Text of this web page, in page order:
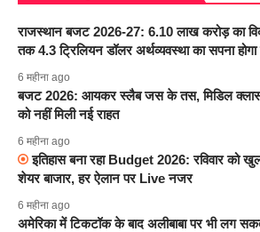
राजस्थान बजट 2026-27: 6.10 लाख करोड़ का
तक 4.3 ट्रिलियन डॉलर अर्थव्यवस्था का सपना
6 महीना ago
बजट 2026: आयकर स्लैब जस के तस, मिडिल
को नहीं मिली नई राहत
6 महीना ago
इतिहास बना रहा Budget 2026: रविवार को
शेयर बाजार, हर ऐलान पर Live नजर
6 महीना ago
अमेरिका में टिकटॉक के बाद अलीबाबा पर भी लग